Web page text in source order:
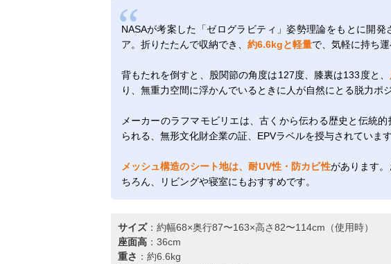
NASAが考案した「ゼログラビティ」姿勢理論をもとに開
ア。折りたたんで収納でき、 約6.6kgと軽量で、気軽に持ち運
背もたれを倒すと、股関節の角度は127度、膝裏は133度と、
り、無重力空間に浮かんでいるときに人が自然にとる脱力ポ
メーカーのラフマモビリエは、古くから伝わる歴史と伝統
られる、無形文化財企業の証、EPVラベルを授与されています
メッシュ構造のシート地は、耐UV性・防カビ性があります
ちろん、リビングや寝室にもおすすめです。
サイズ：約幅68×奥行87〜163×高さ82〜114cm（使用時）
座面高：36cm
重さ ：約6.6kg